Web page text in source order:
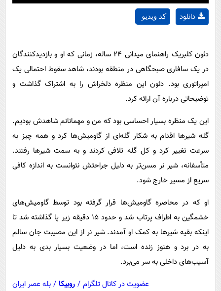
کد ویدیو دانلود
دئون کلبریک راهنمای میدانی ۲۴ ساله، زمانی که او و بازدیدکنندگان
در یک سافاری صبحگاهی در منطقه بودند، شاهد سقوط احتمالی یک
امپراتوری بود. دئون این منظره دلخراش را به اشتراک گذاشت و
توضیحاتی درباره آن ارائه کرد.
این یک منظره بسیار احساسی بود که من و مهمانانم شاهدش بودیم.
گله شیرها اقدام به شکار گله‌ای از گاومیش‌ها کرد و همه چیز به
سرعت تغییر کرد و کل گله تلافی کردند و به سمت شیرها رفتند.
متأسفانه، شیر نر مسن‌تر به دلیل جراحتش نتوانست به اندازه کافی
سریع از مسیر خارج شود.
او که در محاصره گاومیش‌ها قرار گرفته بود توسط گاومیش‌های
خشمگین به اطراف پرتاب شد و حدود ۱۵ دقیقه زیر پا گذاشته شد تا
اینکه بقیه شیرها به کمک او آمدند. شیر نر از این مصیبت جان سالم
به در برد و هنوز زنده است، اما در وضعیت بسیار بدی به دلیل
آسیب‌های داخلی به سر می‌برد.
عضویت در کانال تلگرام / روبیکا / بله عصر ایران